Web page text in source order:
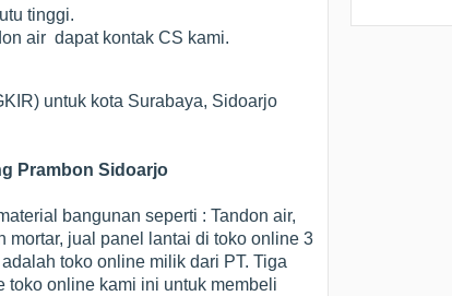
tinggi.
air dapat kontak CS kami.
untuk kota Surabaya, Sidoarjo
Prambon Sidoarjo
bangunan seperti : Tandon air,
mortar, jual panel lantai di toko online 3
toko online milik dari PT. Tiga
toko online kami ini untuk membeli